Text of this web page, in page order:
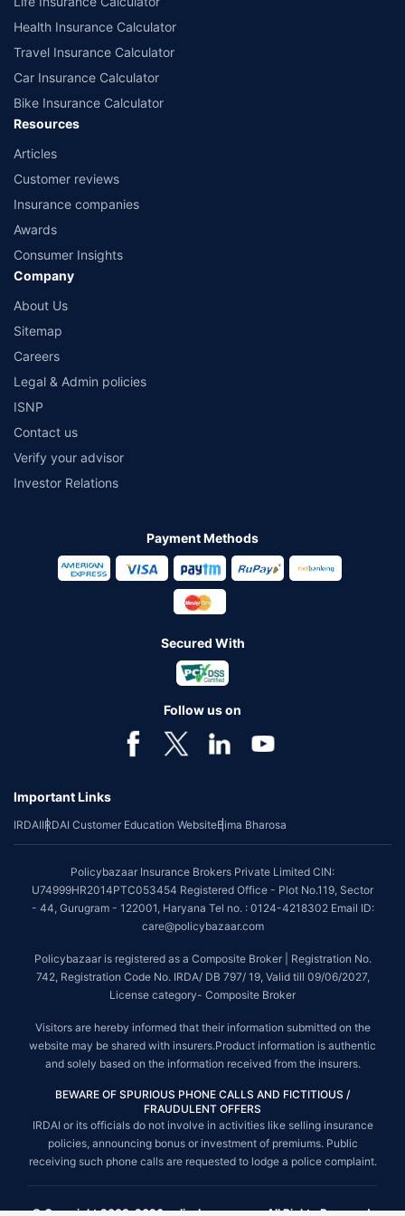
Health Insurance Calculator
Travel Insurance Calculator
Car Insurance Calculator
Bike Insurance Calculator
Resources
Articles
Customer reviews
Insurance companies
Awards
Consumer Insights
Company
About Us
Sitemap
Careers
Legal & Admin policies
ISNP
Contact us
Verify your advisor
Investor Relations
Payment Methods
Secured With
Follow us on
Important Links
IRDAIIRDAI Customer Education WebsiteBima Bharosa
Policybazaar Insurance Brokers Private Limited CIN:
U74999HR2014PTC053454 Registered Office - Plot No.119, Sector
- 44, Gurugram - 122001, Haryana Tel no. : 0124-4218302 Email ID:
care@policybazaar.com
Policybazaar is registered as a Composite Broker | Registration No.
742, Registration Code No. IRDA/ DB 797/ 19, Valid till 09/06/2027,
License category- Composite Broker
Visitors are hereby informed that their information submitted on the
website may be shared with insurers.Product information is authentic
and solely based on the information received from the insurers.
BEWARE OF SPURIOUS PHONE CALLS AND FICTITIOUS /
FRAUDULENT OFFERS
IRDAI or its officials do not involve in activities like selling insurance
policies, announcing bonus or investment of premiums. Public
receiving such phone calls are requested to lodge a police complaint.
© Copyright 2008-2026 policybazaar.com. All Rights Reserved.